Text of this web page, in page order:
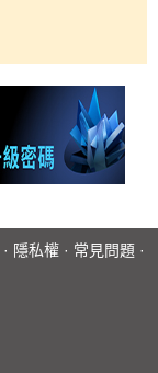
· 隱私權 · 常見問題 ·